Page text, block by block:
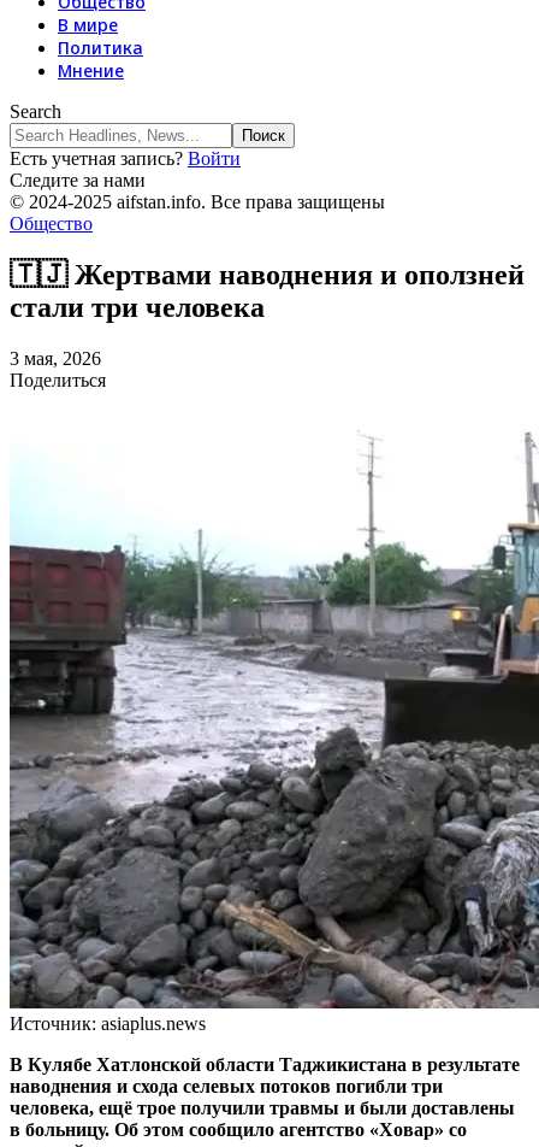
В мире
Политика
Мнение
Search
Есть учетная запись? Войти
Следите за нами
© 2024-2025 aifstan.info. Все права защищены
Общество
🇹🇯 Жертвами наводнения и оползней
стали три человека
3 мая, 2026
Поделиться
Источник: asiaplus.news
В Кулябе Хатлонской области Таджикистана в результате
наводнения и схода селевых потоков погибли три
человека, ещё трое получили травмы и были доставлены
в больницу. Об этом сообщило агентство «Ховар» со